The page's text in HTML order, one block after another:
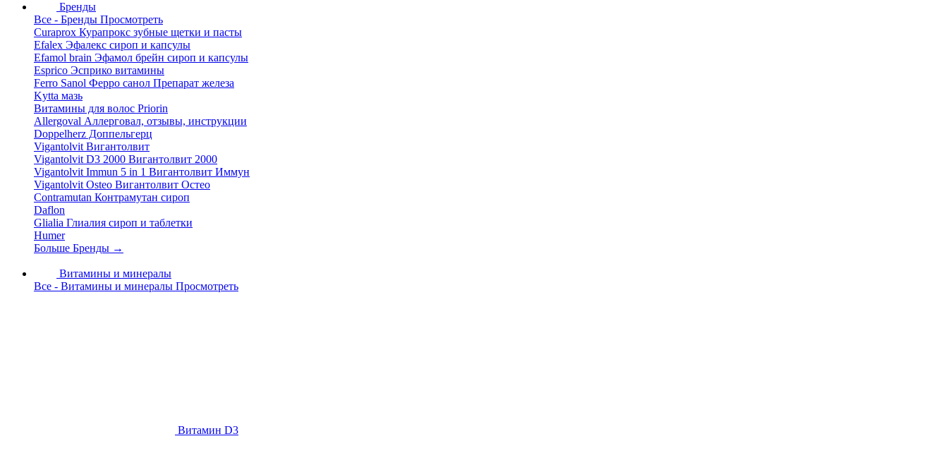
Бренды
Все - Бренды Просмотреть
Curaprox Курапрокс зубные щетки и пасты
Efalex Эфалекс сироп и капсулы
Efamol brain Эфамол брейн сироп и капсулы
Esprico Эсприко витамины
Ferro Sanol Ферро санол Препарат железа
Kytta мазь
Витамины для волос Priorin
Allergoval Аллерговал, отзывы, инструкции
Doppelherz Доппельгерц
Vigantolvit Вигантолвит
Vigantolvit D3 2000 Вигантолвит 2000
Vigantolvit Immun 5 in 1 Вигантолвит Иммун
Vigantolvit Osteo Вигантолвит Остео
Contramutan Контрамутан сироп
Daflon
Glialia Глиалия сироп и таблетки
Humer
Больше Бренды →
Витамины и минералы
Все - Витамины и минералы Просмотреть
Витамин D3